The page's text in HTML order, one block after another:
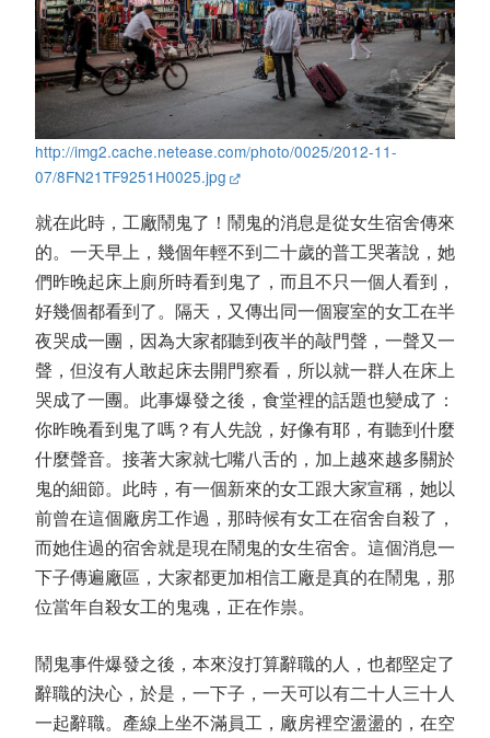
http://img2.cache.netease.com/photo/0025/2012-11-
07/8FN21TF9251H0025.jpg
就在此時，工廠鬧鬼了！鬧鬼的消息是從女生宿舍傳來
的。一天早上，幾個年輕不到二十歲的普工哭著說，她
們昨晚起床上廁所時看到鬼了，而且不只一個人看到，
好幾個都看到了。隔天，又傳出同一個寢室的女工在半
夜哭成一團，因為大家都聽到夜半的敲門聲，一聲又一
聲，但沒有人敢起床去開門察看，所以就一群人在床上
哭成了一團。此事爆發之後，食堂裡的話題也變成了：
你昨晚看到鬼了嗎？有人先說，好像有耶，有聽到什麼
什麼聲音。接著大家就七嘴八舌的，加上越來越多關於
鬼的細節。此時，有一個新來的女工跟大家宣稱，她以
前曾在這個廠房工作過，那時候有女工在宿舍自殺了，
而她住過的宿舍就是現在鬧鬼的女生宿舍。這個消息一
下子傳遍廠區，大家都更加相信工廠是真的在鬧鬼，那
位當年自殺女工的鬼魂，正在作祟。
鬧鬼事件爆發之後，本來沒打算辭職的人，也都堅定了
辭職的決心，於是，一下子，一天可以有二十人三十人
一起辭職。產線上坐不滿員工，廠房裡空盪盪的，在空